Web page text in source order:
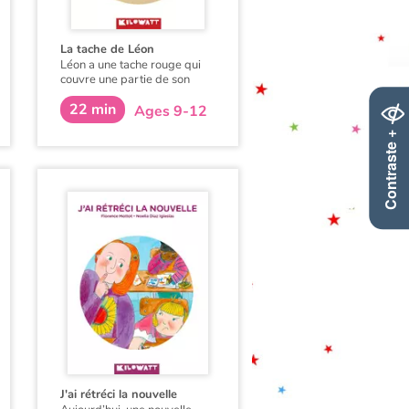
Contraste +
La tache de Léon
Léon a une tache rouge qui
couvre une partie de son
visage. Et à 10 ans, le regard
des autres enfants est parfois
difficile à supporter.
22 min Ages 9-12
J'ai rétréci la nouvelle